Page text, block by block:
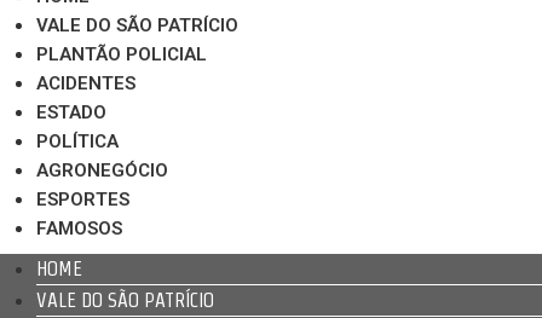
VALE DO SÃO PATRÍCIO
PLANTÃO POLICIAL
ACIDENTES
ESTADO
POLÍTICA
AGRONEGÓCIO
ESPORTES
FAMOSOS
HOME
VALE DO SÃO PATRÍCIO